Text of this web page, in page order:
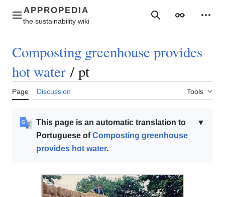
contentMain menu SearchAppearance
Composting greenhouse provides
hot water / pt
Page Discussion Tools
▼
This page is an automatic translation to
Portuguese ofComposting greenhouse
provides hot water.